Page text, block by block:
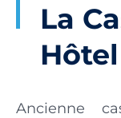
La
Ancienne